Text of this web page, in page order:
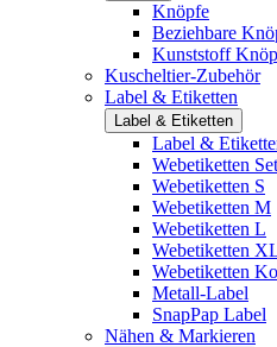
Knöpfe
Beziehbare
Kunststoff
Kuscheltier-Zubehör
Label & Etiketten
Label & Etiketten
Label &
Webetiketten
Webetiketten S
Webetiketten M
Webetiketten L
Webetiketten
Webetiketten
Metall-Label
SnapPap Label
Nähen & Markieren